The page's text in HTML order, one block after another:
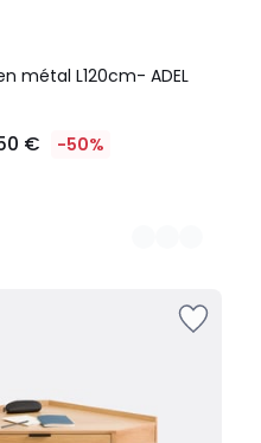
métal L120cm- ADEL
€ -50%